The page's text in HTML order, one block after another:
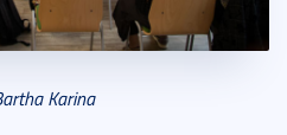
Karina